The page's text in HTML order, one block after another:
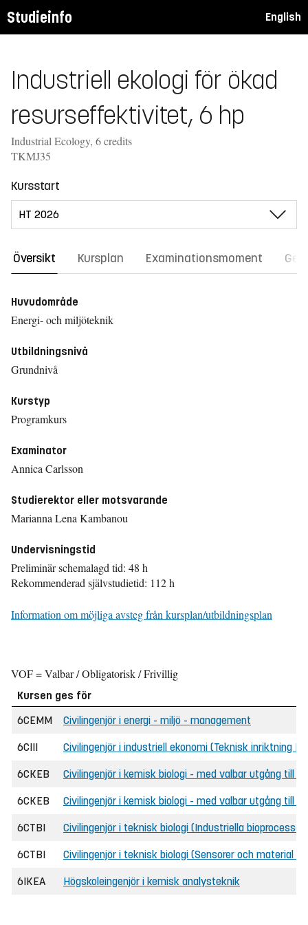
Studieinfo English
Industriell ekologi för ökad
resurseffektivitet, 6 hp
Industrial Ecology, 6 credits
TKMJ35
Kursstart
Översikt Kursplan Examinationsmoment
Huvudområde
Energi- och miljöteknik
Utbildningsnivå
Grundnivå
Kurstyp
Programkurs
Examinator
Annica Carlsson
Studierektor eller motsvarande
Marianna Lena Kambanou
Undervisningstid
Preliminär schemalagd tid: 48 h
Rekommenderad självstudietid: 112 h
Information om möjliga avsteg från kursplan/utbildningsplan
VOF = Valbar / Obligatorisk / Frivillig
Kursen ges för
6CEMM
Civilingenjör i energi - miljö - management
6CIII Civilingenjör i industriell ekonomi (Teknisk inriktning
6CKEB Civilingenjör i kemisk biologi - med valbar utgång till
6CKEB Civilingenjör i kemisk biologi - med valbar utgång till
6CTBI Civilingenjör i teknisk biologi (Industriella bioprocesser)
6CTBI Civilingenjör i teknisk biologi (Sensorer och material i
6IKEA Högskoleingenjör i kemisk analysteknik